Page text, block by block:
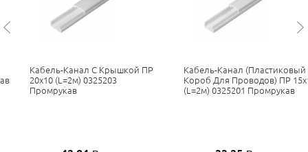
Кабель-Канал С Крышкой ПР
20х10 (L=2м) 0325203
Промрукав
Кабель-Канал (пластиковый
Короб Для Проводов) ПР
(L=2м) 0325201 Промрукав